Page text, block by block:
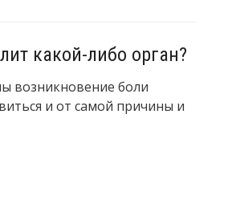
какой-либо орган?
возникновение боли
и от самой причины и